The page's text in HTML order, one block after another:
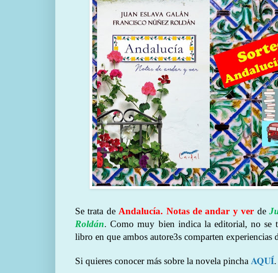
Se trata deAndalucía. Notas de andar y ver de
Roldán. Como muy bien indica la editorial, no se
libro en que ambos autore3s comparten experiencias
Si quieres conocer más sobre la novela pincha AQUÍ.